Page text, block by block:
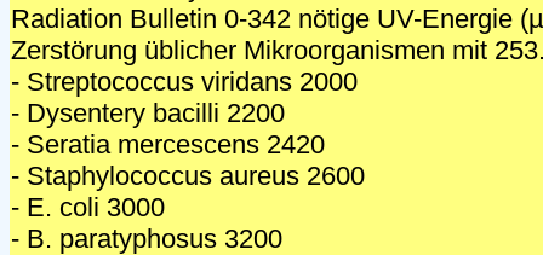
Radiation Bulletin 0-342 nötige UV-Energie
Zerstörung üblicher Mikroorganismen mit
- Streptococcus viridans 2000
- Dysentery bacilli 2200
- Seratia mercescens 2420
- Staphylococcus aureus 2600
- E. coli 3000
- B. paratyphosus 3200